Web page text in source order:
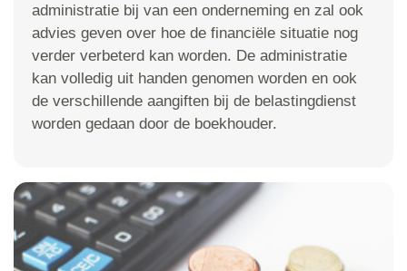
administratie bij van een onderneming en zal ook
advies geven over hoe de financiële situatie nog
verder verbeterd kan worden. De administratie
kan volledig uit handen genomen worden en ook
de verschillende aangiften bij de belastingdienst
worden gedaan door de boekhouder.